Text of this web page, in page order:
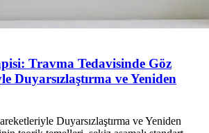
Travma Tedavisinde Göz
Duyarsızlaştırma ve Yeniden
Duyarsızlaştırma ve Yeniden